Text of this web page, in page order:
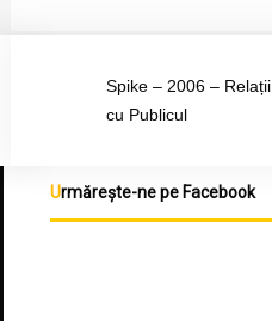
Spike – 2006 – Relații
cu Publicul
Urmărește-ne pe Facebook